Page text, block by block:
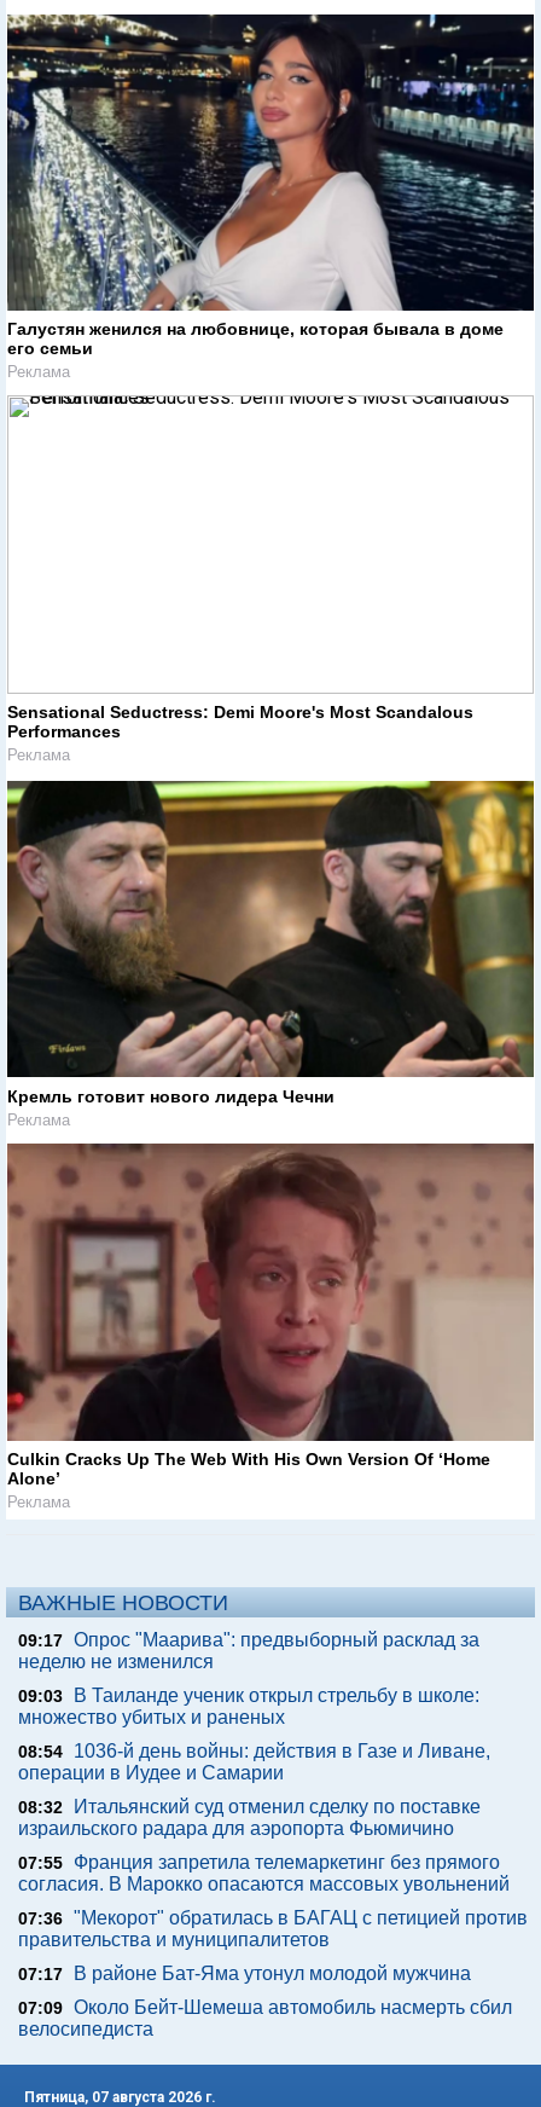
Галустян женился на любовнице, которая бывала в доме
его семьи
Реклама
Sensational Seductress: Demi Moore's Most Scandalous
Performances
Реклама
Кремль готовит нового лидера Чечни
Реклама
Culkin Cracks Up The Web With His Own Version Of ‘Home
Alone’
Реклама
ВАЖНЫЕ НОВОСТИ
09:17 Опрос "Mаарива": предвыборный расклад за
неделю не изменился
09:03
В Таиланде ученик открыл стрельбу в школе:
множество убитых и раненых
08:54
1036-й день войны: действия в Газе и Ливане,
операции в Иудее и Самарии
08:32
Итальянский суд отменил сделку по поставке
израильского радара для аэропорта Фьюмичино
07:55
Франция запретила телемаркетинг без прямого
согласия. В Марокко опасаются массовых увольнений
07:36 "Мекорот" обратилась в БАГАЦ с петицией против
правительства и муниципалитетов
07:17 В районе Бат-Яма утонул молодой мужчина
07:09 Около Бейт-Шемеша автомобиль насмерть сбил
велосипедиста
Пятница, 07 августа 2026 г.